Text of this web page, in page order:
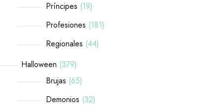
Príncipes 19
Profesiones 181
Regionales 44
Halloween 379
Brujas 65
Demonios 32